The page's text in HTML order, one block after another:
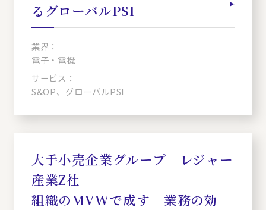
るグローバルPSI
業界：
電子・電機
サービス：
S&OP、グローバルPSI
大手小売企業グループ レジャー
産業Z社
組織のMVWで成す「業務の効